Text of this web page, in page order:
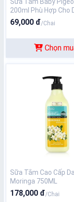
200ml Phù Hợp Cho
Cảm
69,000 đ/Chai
Chọn
Sữa Tắm Cao Cấp
Moringa 750ML
178,000 đ/Chai